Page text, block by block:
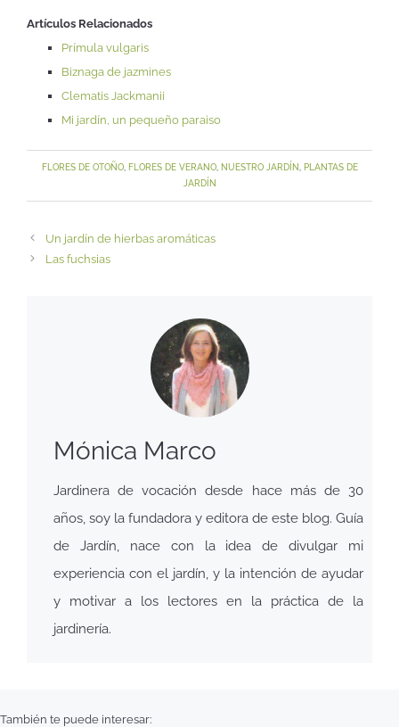
Artículos Relacionados
Prímula vulgaris
Biznaga de jazmines
Clematis Jackmanii
Mi jardín, un pequeño paraiso
FLORES DE OTOÑO, FLORES DE VERANO, NUESTRO JARDÍN
PLANTAS DE
JARDÍN
Un jardín de hierbas aromáticas
Las fuchsias
Mónica Marco
Jardinera de vocación desde hace más de 30
años, soy la fundadora y editora de este blog. Guía
de Jardín, nace con la idea de divulgar mi
experiencia con el jardín, y la intención de ayudar
y motivar a los lectores en la práctica de la
jardinería.
También te puede interesar: